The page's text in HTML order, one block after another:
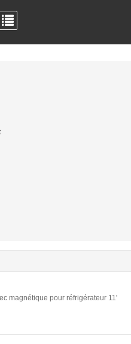
magnétique pour réfrigérateur 11'